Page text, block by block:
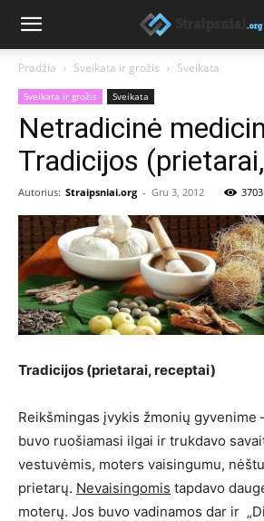
Pradžia Sveikata ir grožis Sveikata
Sveikata ir grožis Sveikata
Netradicinė
Tradicijos
Autorius: Straipsniai.org - Gru 3, 2012 3703
Tradicijos (prietarai, receptai)
Reikšmingas įvykis žmonių gyvenime
buvo ruošiamasi ilgai ir trukdavo
vestuvėmis, moters vaisingumu,
prietarų. Nevaisingomis tapdavo
moterų. Jos buvo vadinamos dar ir